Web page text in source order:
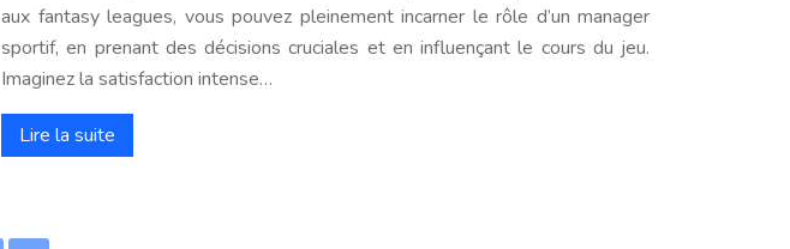
aux fantasy leagues, vous pouvez pleinement incarner le rôle d’un manager
sportif, en prenant des décisions cruciales et en influençant le cours du jeu.
Imaginez la satisfaction intense…
Lire la suite